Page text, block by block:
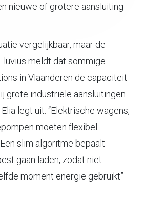
nieuwe of grotere aansluiting
vergelijkbaar, maar de
meldt dat sommige
in Vlaanderen de capaciteit
grote industriële aansluitingen.
legt uit: “Elektrische wagens,
moeten flexibel
slim algoritme bepaalt
gaan laden, zodat niet
moment energie gebruikt”